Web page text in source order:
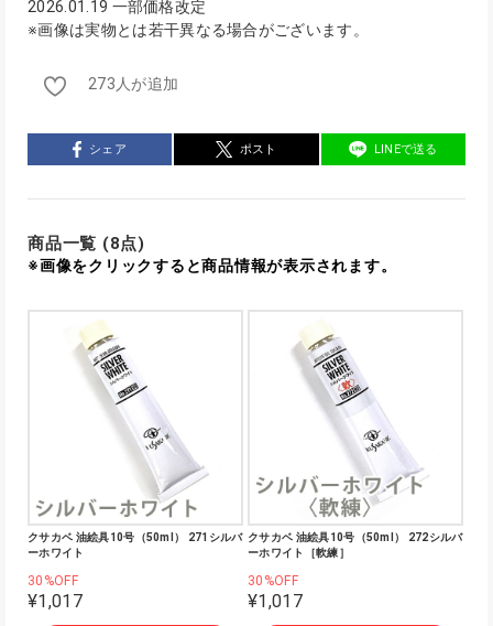
2026.01.19 一部価格改定
※画像は実物とは若干異なる場合がございます。
273人が追加
シェア ポスト LINEで送る
商品一覧 (8点)
※画像をクリックすると商品情報が表示されます。
クサカベ 油絵具10号（50ml） 271シルバ
ーホワイト
30%OFF
¥1,017
クサカベ 油絵具10号（50ml） 272シルバ
ーホワイト［軟練］
30%OFF
¥1,017